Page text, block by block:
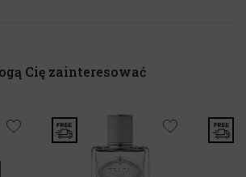
Cię zainteresować